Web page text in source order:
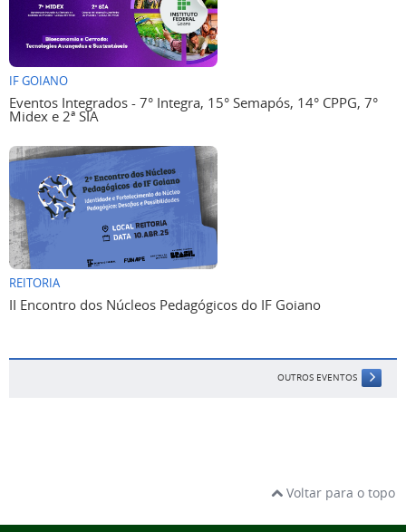
IF GOIANO
Eventos Integrados - 7° Integra, 15° Semapós, 14° CPPG, 7°
Midex e 2ª SIA
REITORIA
II Encontro dos Núcleos Pedagógicos do IF Goiano
OUTROS EVENTOS
Voltar para o topo